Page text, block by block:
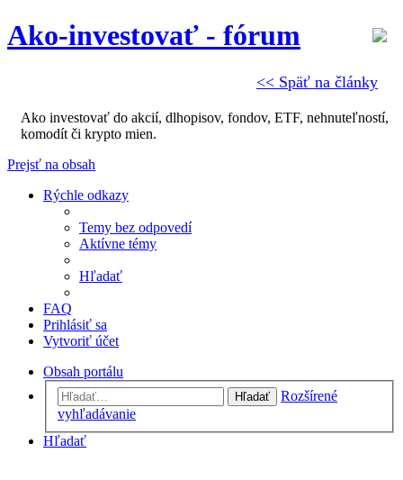
<< Späť na články
Ako-investovať - fórum
Ako investovať do akcií, dlhopisov, fondov, ETF, nehnuteľností,
komodít či krypto mien.
Prejsť na obsah
Rýchle odkazy
Temy bez odpovedí
Aktívne témy
Hľadať
FAQ
Prihlásiť sa
Vytvoriť účet
Obsah portálu
Hľadať
Rozšírené
vyhľadávanie
Hľadať